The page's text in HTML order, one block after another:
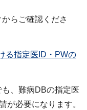
らご確認くださ
る指定医ID・PWの
、難病DBの指定医
が必要になります。